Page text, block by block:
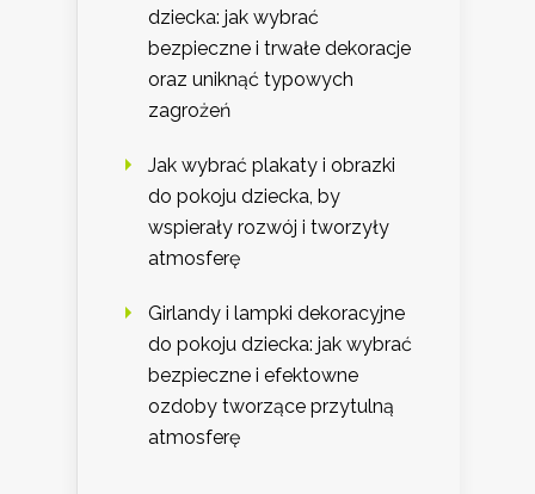
dziecka: jak wybrać
bezpieczne i trwałe dekoracje
oraz uniknąć typowych
zagrożeń
Jak wybrać plakaty i obrazki
do pokoju dziecka, by
wspierały rozwój i tworzyły
atmosferę
Girlandy i lampki dekoracyjne
do pokoju dziecka: jak wybrać
bezpieczne i efektowne
ozdoby tworzące przytulną
atmosferę